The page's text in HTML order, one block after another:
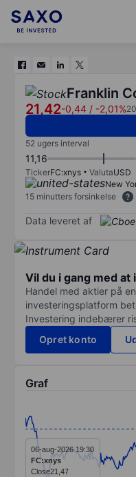
Franklin
21,42-0,44 / -2,01%
52 ugers interval
11,16
TickerFC:xnys ValutaUSD
New
15 minutters forsinkelse
Data leveret af
Vil du i gang med at
Handel med aktier på
investeringsplatform
Investering indebærer
Opret konto
Graf
Line chart with 241
The chart has 1 X
The chart has 1 Y
06-aug-2026 19:30
FC:xnys
Close21,47